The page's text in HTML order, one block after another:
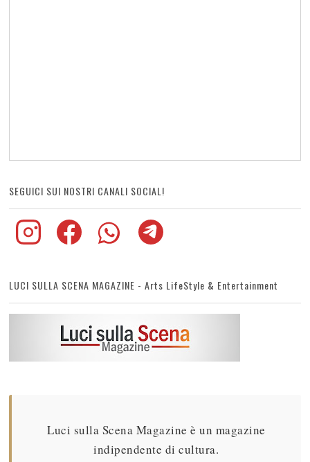
SEGUICI SUI NOSTRI CANALI SOCIAL!
LUCI SULLA SCENA MAGAZINE - Arts LifeStyle & Entertainment
Luci sulla Scena Magazine è un magazine
indipendente di cultura.